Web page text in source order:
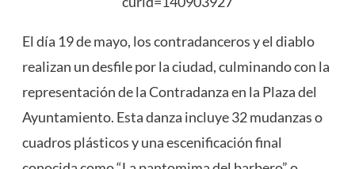
El día 19 de mayo, los contradanceros y el diablo
realizan un desfile por la ciudad, culminando con la
representación de la Contradanza en la Plaza del
Ayuntamiento. Esta danza incluye 32 mudanzas o
cuadros plásticos y una escenificación final